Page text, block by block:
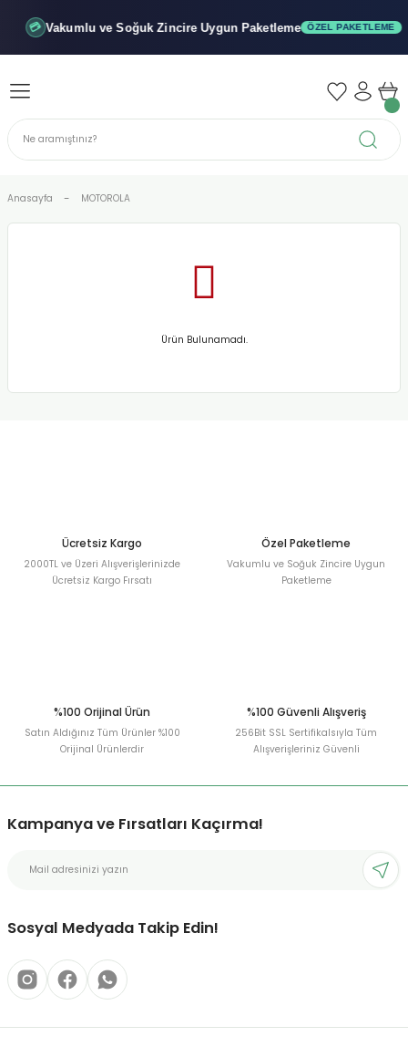
💳 Vakumlu ve SoğukZincire Uygun Paketleme ÖZEL PAKETLEME
Geri Dön
Geri Dön
Geri Dön
Anasayfa MOTOROLA
Ürün Bulunamadı.
Ücretsiz Kargo
2000TL ve Üzeri Alışverişlerinizde
Ücretsiz Kargo Fırsatı
Özel Paketleme
Vakumlu ve Soğuk Zincire Uygun
Paketleme
%100 Orijinal Ürün
Satın Aldığınız Tüm Ürünler %100
Orijinal Ürünlerdir
%100 Güvenli Alışveriş
256Bit SSL Sertifikalsıyla Tüm
Alışverişleriniz Güvenli
Kampanya ve Fırsatları Kaçırma!
Sosyal Medyada Takip Edin!